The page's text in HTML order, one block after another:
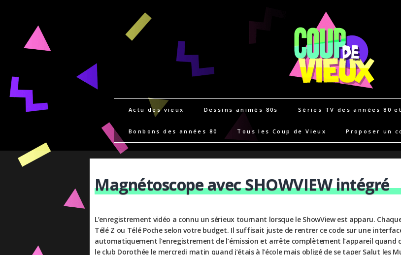
Actu des vieux Dessins animés 80s Séries TV des années 80
Bonbons des années 80 Tous les Coup de Vieux Proposer un
Magnétoscope avec SHOWVIEW intégré
L’enregistrement vidéo a connu un sérieux tournant lorsque le ShowView est apparu.
Télé Z ou Télé Poche selon votre budget. Il suffisait juste de rentrer ce code sur une
automatiquement l’enregistrement de l’émission et arrête complètement l’appareil
le club Dorothée le mercredi matin quand j’étais à l’école mais obligé de se taper Salut les